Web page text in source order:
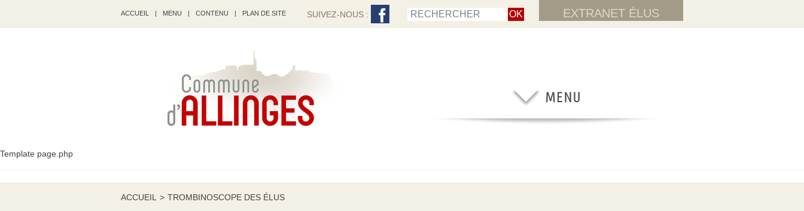
ACCUEIL | MENU | CONTENU | PLAN DE SITE EXTRANET ÉLUS
SUIVEZ-NOUS :
Template page.php
ACCUEIL > TROMBINOSCOPE DES ÉLUS